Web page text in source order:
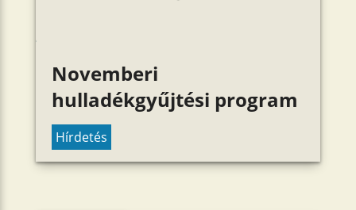
Novemberi
hulladékgyűjtési program
Hírdetés